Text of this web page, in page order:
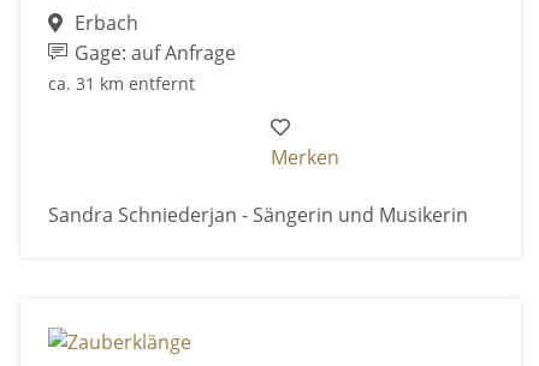
Erbach
Gage: auf Anfrage
ca. 31 km entfernt
Merken
Sandra Schniederjan - Sängerin und Musikerin